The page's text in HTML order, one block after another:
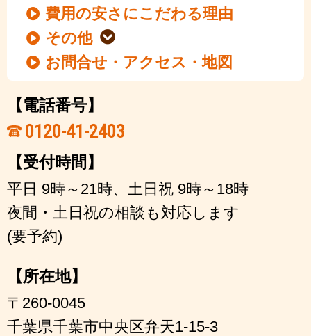
費用の安さにこだわる理由
その他
お問合せ・アクセス・地図
【電話番号】
0120-41-2403
【受付時間】
平日 9時～21時、土日祝 9時～18時
夜間・土日祝の相談も対応します
(要予約)
【所在地】
〒260-0045
千葉県千葉市中央区弁天1-15-3